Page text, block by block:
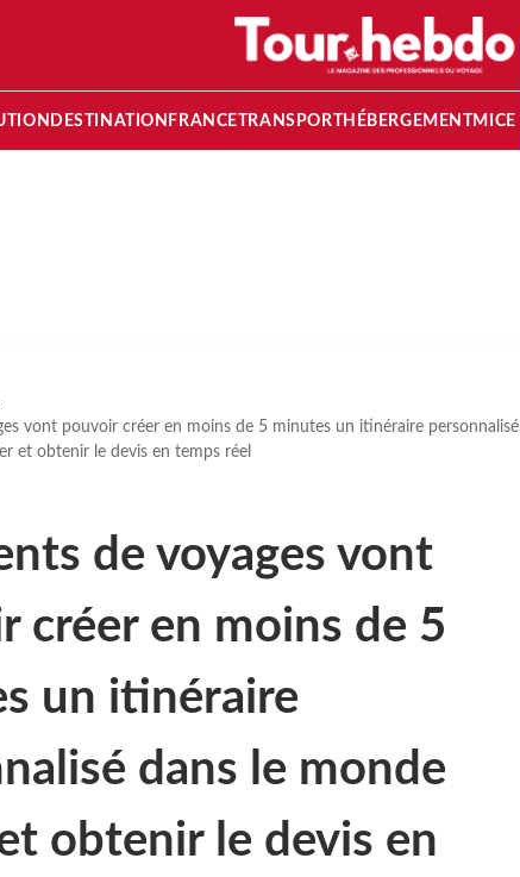
DESTINATION FRANCETRANSPORT HÉBERGEMENTMICE
vont pouvoir créer en moins de 5 minutes un itinéraire personnalisé
et obtenir le devis en temps réel
de voyages vont
créer en moins de 5
un itinéraire
dans le monde
obtenir le devis en